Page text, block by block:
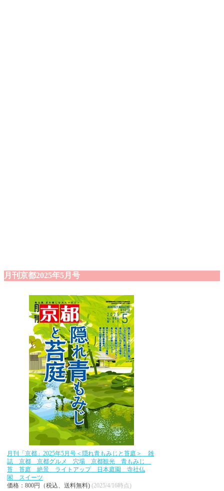
月刊京都2025年5月号
月刊「京都」2025年5月号＜隠れ青もみじと苔庭＞ 雑
誌 京都 京都グルメ 穴場 京都観光 青もみじ
苔 苔庭 絶景 ライトアップ 日本庭園 寺社仏
閣 スイーツ
価格：800円（税込、送料無料) (2025/4/16時点)